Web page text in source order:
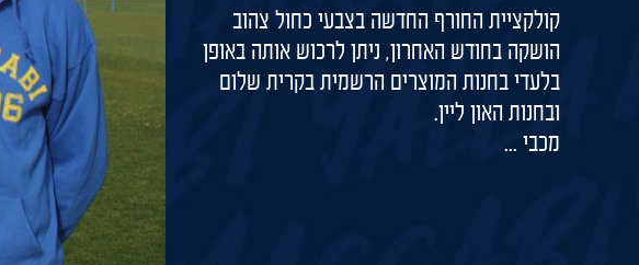
קולקציית החורף החדשה בצבעי כחול צהוב
הושקה בחודש האחרון, ניתן לרכוש אותה באופן
בלעדי בחנות המוצרים הרשמית בקרית שלום
ובחנות האון ליין.
מכבי ...